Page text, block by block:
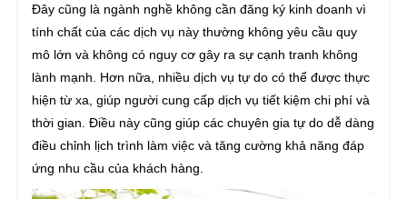
Đây cũng là ngành nghề không cần đăng ký kinh doanh vì
tính chất của các dịch vụ này thường không yêu cầu quy
mô lớn và không có nguy cơ gây ra sự cạnh tranh không
lành mạnh. Hơn nữa, nhiều dịch vụ tự do có thể được thực
hiện từ xa, giúp người cung cấp dịch vụ tiết kiệm chi phí và
thời gian. Điều này cũng giúp các chuyên gia tự do dễ dàng
điều chỉnh lịch trình làm việc và tăng cường khả năng đáp
ứng nhu cầu của khách hàng.